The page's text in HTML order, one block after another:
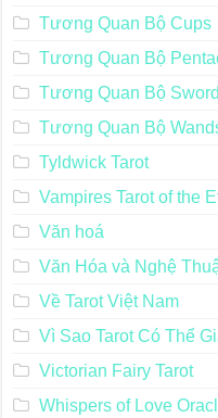
Tương Quan Bộ Cups
Tương Quan Bộ
Tương Quan Bộ
Tương Quan Bộ
Tyldwick Tarot
Vampires Tarot of the
Văn hoá
Văn Hóa và Nghệ
Về Tarot Việt Nam
Vì Sao Tarot Có Thể
Victorian Fairy Tarot
Whispers of Love